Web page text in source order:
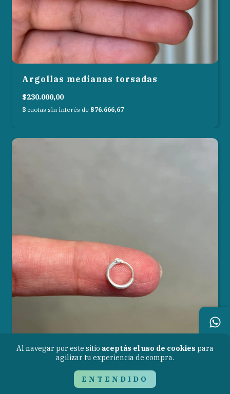
Al navegar por este sitio aceptás el uso de cookies para
agilizar tu experiencia de compra.
ENTENDIDO
Argollas medianas torsadas
$230.000,00
3 cuotas sin interés de $76.666,67